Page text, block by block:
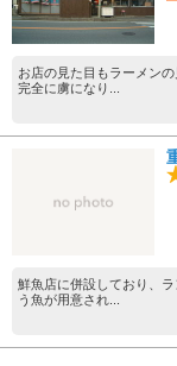
お店の見た目もラーメン
完全に虜になり...
鮮魚店に併設しており、
う魚が用意され...